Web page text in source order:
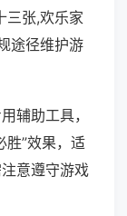
三张,欢乐家
途径维护游
辅助工具，
胜”效果，适
意遵守游戏